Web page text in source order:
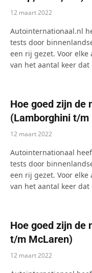
12 maart 2022
Autointernationaal.nl
tests door
een rij gezet. Voor
van het aantal keer
Hoe goed zijn de
(Lamborghini t/m
12 maart 2022
Autointernationaal
tests door
een rij gezet. Voor
van het aantal keer
Hoe goed zijn de
t/m McLaren)
12 maart 2022